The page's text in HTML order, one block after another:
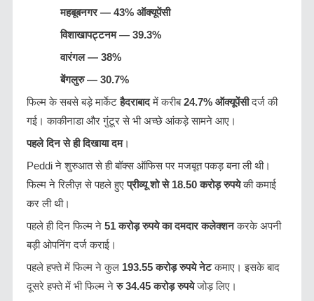
महबूबनगर— 43% ऑक्यूपेंसी
विशाखापट्टनम— 39.3%
वारंगल— 38%
बेंगलुरु— 30.7%
फिल्म के सबसे बड़े मार्केटहैदराबादमें करीब24.7% ऑक्यूपेंसीदर्ज की
गई। काकीनाडा और गुंटूर से भी अच्छे आंकड़े सामने आए।
पहले दिन से ही दिखाया दम।
Peddi ने शुरुआत से ही बॉक्स ऑफिस पर मजबूत पकड़ बना ली थी।
फिल्म ने रिलीज़ से पहले हुएप्रीव्यू शो से 18.50करोड़ रुपयेकी कमाई
कर ली थी।
पहले ही दिन फिल्म ने 51करोड़ रुपये का दमदार कलेक्शनकरके अपनी
बड़ी ओपनिंग दर्ज कराई।
पहले हफ्ते में फिल्म ने कुल 193.55करोड़ रुपये नेटकमाए। इसके बाद
दूसरे हफ्ते में भी फिल्म नेरु 34.45 करोड़ रुपयेजोड़ लिए।